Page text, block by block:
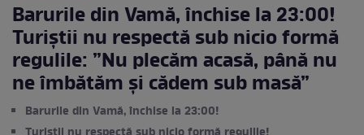
Barurile din Vamă, închise la 23:00!
Turiștii nu respectă sub nicio formă
regulile: ”Nu plecăm acasă, până nu
ne îmbătăm şi cădem sub masă”
Barurile din Vamă, închise la 23:00!